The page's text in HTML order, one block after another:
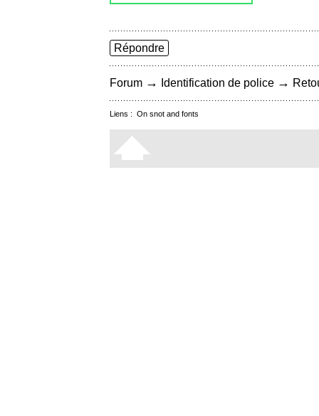
Répondre
Forum → Identification de police →
Liens : On snot and fonts